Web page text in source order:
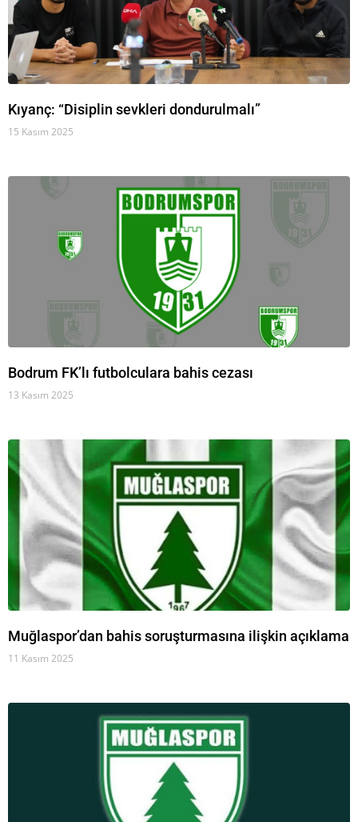
Kıyanç: “Disiplin sevkleri dondurulmalı”
15 Kasım 2025
Bodrum FK’lı futbolculara bahis cezası
13 Kasım 2025
Muğlaspor’dan bahis soruşturmasına ilişkin açıklama
11 Kasım 2025